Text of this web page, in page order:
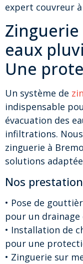
expert couvreur
eaux
Une
Un système de
indispensable
évacuation des
infiltrations.
zinguerie à
solutions
Nos
• Pose de
pour un drainage
• Installation de
pour une
• Zinguerie sur